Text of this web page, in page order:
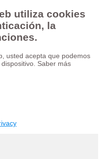
utiliza cookies
la
usted acepta que podemos
Saber más